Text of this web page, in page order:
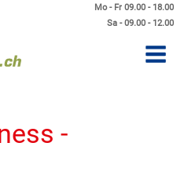
Mo - Fr 09.00 - 18.00
Sa - 09.00 - 12.00
-